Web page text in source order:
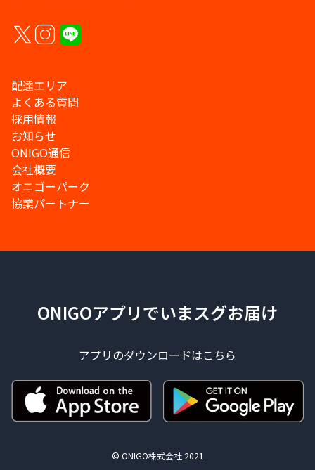
配達エリア
よくある質問
採用情報
お知らせ
ONIGO通信
会社概要
オニゴーパーク
協業パートナー
ONIGOアプリでいまスグお届け
アプリのダウンロードはこちら
© ONIGO株式会社 2021